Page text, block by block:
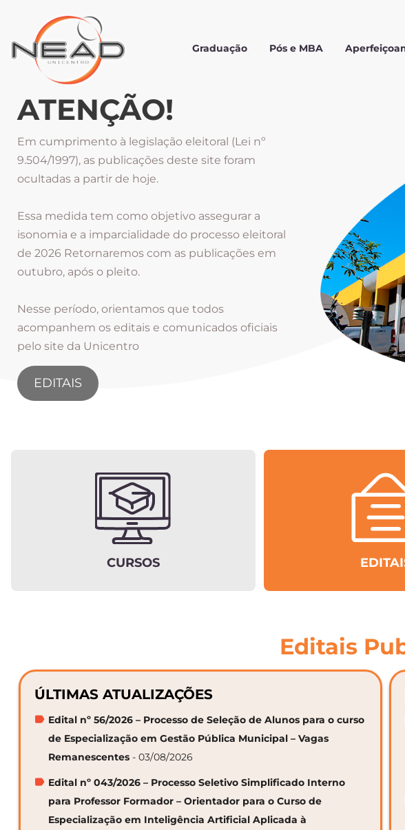
Graduação Pós e MBA
ATENÇÃO!
Em cumprimento à legislação eleitoral (Lei nº
9.504/1997), as publicações deste site foram
ocultadas a partir de hoje.
Essa medida tem como objetivo assegurar a
isonomia e a imparcialidade do processo eleitoral
de 2026 Retornaremos com as publicações em
outubro, após o pleito.
Nesse período, orientamos que todos
acompanhem os editais e comunicados oficiais
pelo site da Unicentro
EDITAIS
CURSOS
Editais
ÚLTIMAS ATUALIZAÇÕES
Edital nº 56/2026 – Processo de Seleção de Alunos para o curso
de Especialização em Gestão Pública Municipal – Vagas
Remanescentes - 03/08/2026
Edital nº 043/2026 – Processo Seletivo Simplificado Interno
para Professor Formador – Orientador para o Curso de
Especialização em Inteligência Artificial Aplicada à